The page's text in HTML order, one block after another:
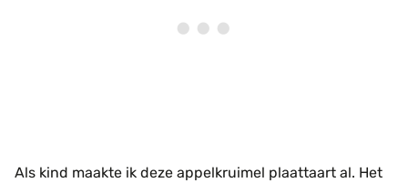
Als kind maakte ik deze appelkruimel plaattaart al. Het